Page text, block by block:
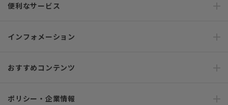
便利なサービス
インフォメーション
おすすめコンテンツ
ポリシー・企業情報